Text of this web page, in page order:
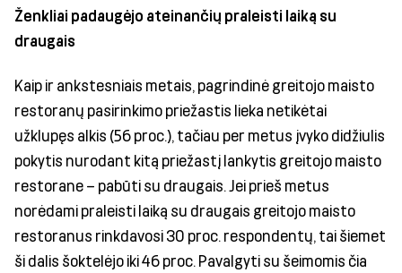
Ženkliai padaugėjo ateinančių praleisti laiką su
draugais
Kaip ir ankstesniais metais, pagrindinė greitojo maisto
restoranų pasirinkimo priežastis lieka netikėtai
užklupęs alkis (56 proc.), tačiau per metus įvyko didžiulis
pokytis nurodant kitą priežastį lankytis greitojo maisto
restorane – pabūti su draugais. Jei prieš metus
norėdami praleisti laiką su draugais greitojo maisto
restoranus rinkdavosi 30 proc. respondentų, tai šiemet
ši dalis šoktelėjo iki 46 proc. Pavalgyti su šeimomis čia